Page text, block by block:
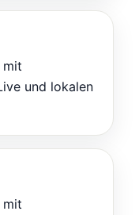
mit
und lokalen
mit